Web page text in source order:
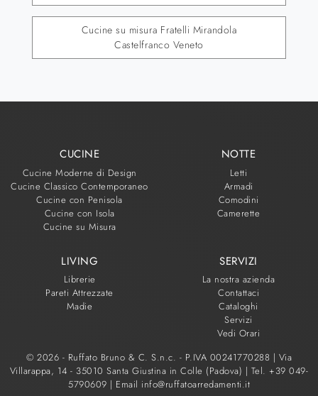
Cucine su misura Fratelli Mirandola
Castelfranco Veneto
CUCINE
Cucine Moderne di Design
Cucine Classico Contemporaneo
Cucine con Penisola
Cucine con Isola
Cucine su Misura
NOTTE
Letti
Armadi
Comodini
Camerette
LIVING
Librerie
Pareti Attrezzate
Madie
SERVIZI
La nostra azienda
Contattaci
Cataloghi
Servizi
Vedi Orari
© 2026 - Ruffato Bruno & C. S.n.c. - P.IVA 00241770288 | Via
Villarappa, 14 - 35010 Santa Giustina in Colle (Padova) | Tel. +39 049-
5790609 | Email info@ruffatoarredamenti.it